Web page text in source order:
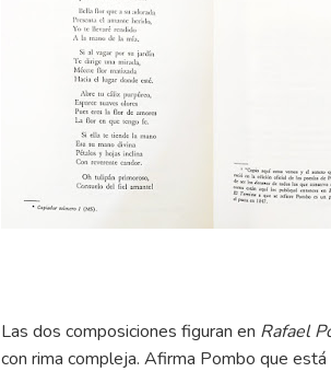
Las dos composiciones figuran en Rafael
con rima compleja. Afirma Pombo que